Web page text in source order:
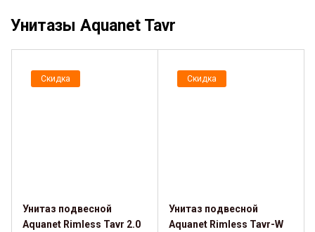
Унитазы Aquanet Tavr
Скидка
Унитаз подвесной
Aquanet Rimless Tavr 2.0
Скидка
Унитаз подвесной
Aquanet Rimless Tavr-W